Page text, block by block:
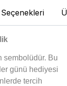
sembolüdür. Bu
günü hediyesi
tercih